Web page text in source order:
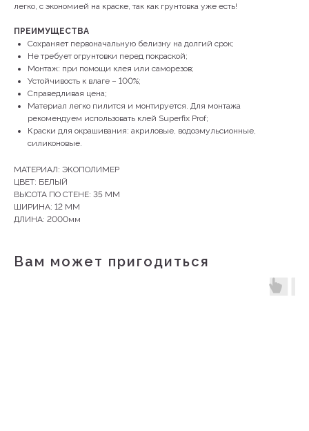
легко, с экономией на краске, так как грунтовка уже есть!
ПРЕИМУЩЕСТВА
Сохраняет первоначальную белизну на долгий срок;
Не требует огрунтовки перед покраской;
Монтаж: при помощи клея или саморезов;
Устойчивость к влаге – 100%;
Справедливая цена;
Материал легко пилится и монтируется. Для монтажа
рекомендуем использовать клей Superfix Prof;
Краски для окрашивания: акриловые, водоэмульсионные,
силиконовые.
МАТЕРИАЛ: ЭКОПОЛИМЕР
ЦВЕТ: БЕЛЫЙ
ВЫСОТА ПО СТЕНЕ: 35 ММ
ШИРИНА: 12 ММ
ДЛИНА: 2000мм
Вам может пригодиться